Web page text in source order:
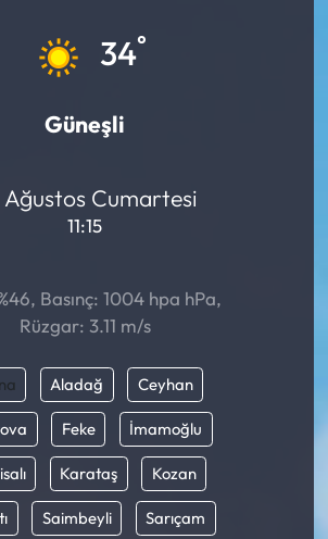
34°
Güneşli
Cumartesi
11:15
Basınç: 1004 hpa hPa,
Rüzgar: 3.11 m/s
Aladağ Ceyhan
Feke İmamoğlu
Karataş Kozan
Saimbeyli Sarıçam